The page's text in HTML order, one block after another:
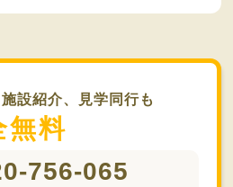
設紹介、見学同行も
無料
756-065